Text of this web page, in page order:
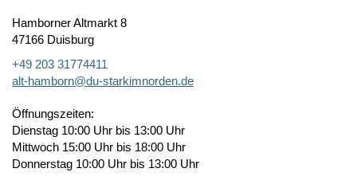
Hamborner Altmarkt 8
47166 Duisburg
+49 203 31774411
alt-hamborn@du-starkimnorden.de
Öffnungszeiten:
Dienstag 10:00 Uhr bis 13:00 Uhr
Mittwoch 15:00 Uhr bis 18:00 Uhr
Donnerstag 10:00 Uhr bis 13:00 Uhr